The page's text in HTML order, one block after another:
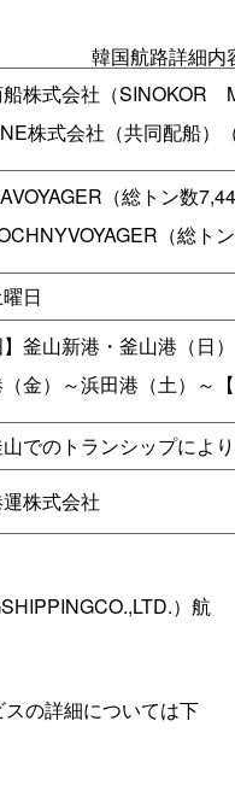
韓国航路詳細内
株式会社（SINOKOR
株式会社（共同配船）
（総トン数
（総ト
日
】釜山新港・釜山港（日
金）～浜田港（土）～
でのトランシップによ
株式会社
）航
の詳細については下